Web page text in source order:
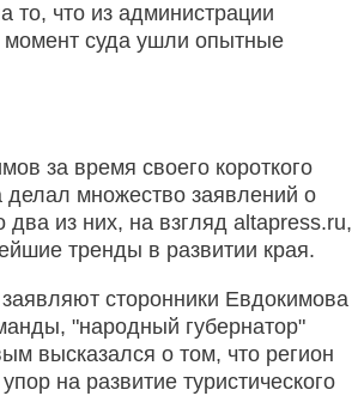
то, что из администрации
суда ушли опытные
за время своего короткого
делал множество заявлений о
из них, на взгляд altapress.ru,
тренды в развитии края.
сторонники Евдокимова
"народный губернатор"
высказался о том, что регион
на развитие туристического